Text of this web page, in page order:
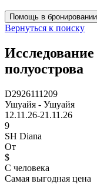
Помощь в бронировании
Вернуться к поиску
полуострова
D2926111209
Ушуайя - Ушуайя
12.11.26-21.11.26
9
SH Diana
От
$
С человека
Самая выгодная цена